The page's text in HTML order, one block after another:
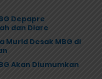
Depapre
dan Diare
Murid Desak MBG di
Akan Diumumkan